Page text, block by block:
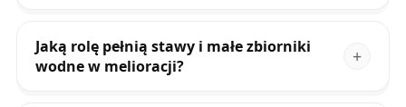
Jaką rolę pełnią stawy i małe zbiorniki
wodne w melioracji?